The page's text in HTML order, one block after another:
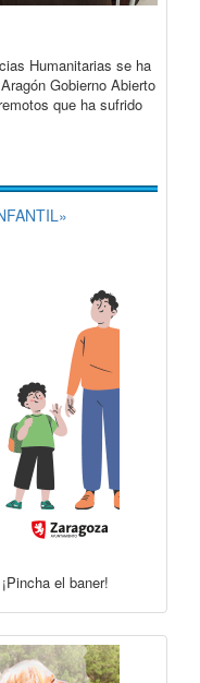
Humanitarias se ha
Gobierno Abierto
que ha sufrido
el baner!